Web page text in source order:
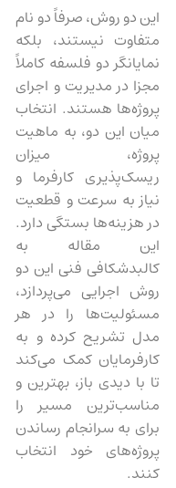
این دو روش، صرفاً دو نام
متفاوت نیستند، بلکه
نمایانگر دو فلسفه کاملاً
مجزا در مدیریت و اجرای
پروژه‌ها هستند. انتخاب
میان این دو، به ماهیت
پروژه، میزان
ریسک‌پذیری کارفرما و
نیاز به سرعت و قطعیت
در هزینه‌ها بستگی دارد.
این مقاله به
کالبدشکافی فنی این دو
روش اجرایی می‌پردازد،
مسئولیت‌ها را در هر
مدل تشریح کرده و به
کارفرمایان کمک می‌کند
تا با دیدی باز، بهترین و
مناسب‌ترین مسیر را
برای به سرانجام رساندن
پروژه‌های خود انتخاب
کنند.